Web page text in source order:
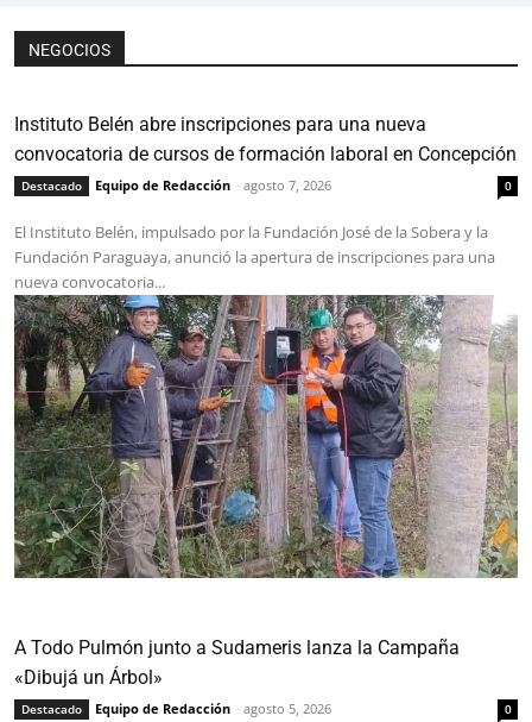
NEGOCIOS
Instituto Belén abre inscripciones para una nueva
convocatoria de cursos de formación laboral en Concepción
Destacado Equipo de Redacción - agosto 7, 2026 0
El Instituto Belén, impulsado por la Fundación José de la Sobera y la
Fundación Paraguaya, anunció la apertura de inscripciones para una
nueva convocatoria...
A Todo Pulmón junto a Sudameris lanza la Campaña
«Dibujá un Árbol»
Destacado Equipo de Redacción - agosto 5, 2026 0